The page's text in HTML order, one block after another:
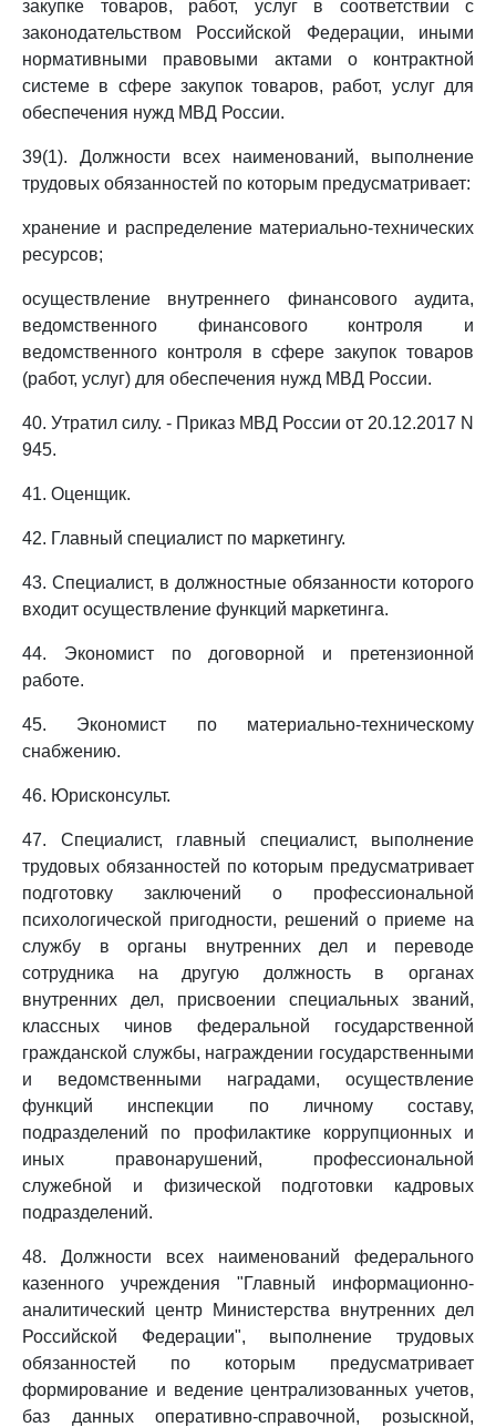
закупке товаров, работ, услуг в соответствии с
законодательством Российской Федерации, иными
нормативными правовыми актами о контрактной
системе в сфере закупок товаров, работ, услуг для
обеспечения нужд МВД России.
39(1). Должности всех наименований, выполнение
трудовых обязанностей по которым предусматривает:
хранение и распределение материально-технических
ресурсов;
осуществление внутреннего финансового аудита,
ведомственного финансового контроля и
ведомственного контроля в сфере закупок товаров
(работ, услуг) для обеспечения нужд МВД России.
40. Утратил силу. - Приказ МВД России от 20.12.2017 N
945.
41. Оценщик.
42. Главный специалист по маркетингу.
43. Специалист, в должностные обязанности которого
входит осуществление функций маркетинга.
44. Экономист по договорной и претензионной
работе.
45. Экономист по материально-техническому
снабжению.
46. Юрисконсульт.
47. Специалист, главный специалист, выполнение
трудовых обязанностей по которым предусматривает
подготовку заключений о профессиональной
психологической пригодности, решений о приеме на
службу в органы внутренних дел и переводе
сотрудника на другую должность в органах
внутренних дел, присвоении специальных званий,
классных чинов федеральной государственной
гражданской службы, награждении государственными
и ведомственными наградами, осуществление
функций инспекции по личному составу,
подразделений по профилактике коррупционных и
иных правонарушений, профессиональной
служебной и физической подготовки кадровых
подразделений.
48. Должности всех наименований федерального
казенного учреждения "Главный информационно-
аналитический центр Министерства внутренних дел
Российской Федерации", выполнение трудовых
обязанностей по которым предусматривает
формирование и ведение централизованных учетов,
баз данных оперативно-справочной, розыскной,